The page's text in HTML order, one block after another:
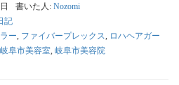
書いた人: Nozomi
記
ー ファイバープレックス
ロハヘアガー
岐阜市美容室 岐阜市美容院